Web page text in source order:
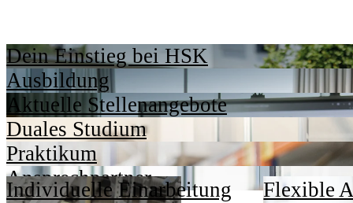
Dein Einstieg bei HSK
Ausbildung
Aktuelle Stellenangebote
Duales Studium
Praktikum
Ansprechpartner
Individuelle Einarbeitung Flexible